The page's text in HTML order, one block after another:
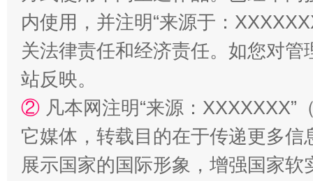
内使用，并注明“来源于：
关法律责任和经济责任。如您对
站反映。
② 凡本网注明“来源：
它媒体，转载目的在于传递更多
展示国家的国际形象，增强国家